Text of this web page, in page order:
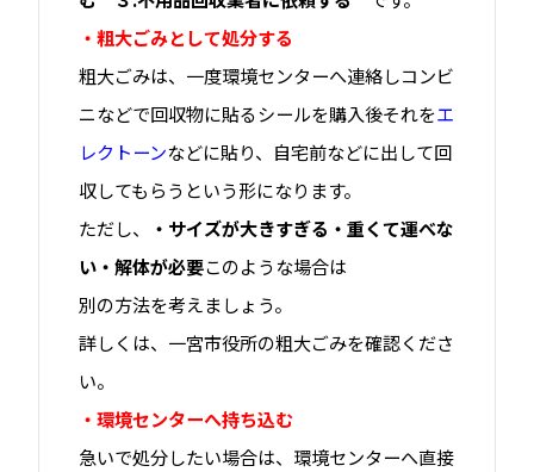
・粗大ごみとして処分する
粗大ごみは、一度環境センターへ連絡しコンビ
ニなどで回収物に貼るシールを購入後それをエ
レクトーンなどに貼り、自宅前などに出して回
収してもらうという形になります。
ただし、
・サイズが大きすぎる・重くて運べな
い・解体が必要このような場合は
別の方法を考えましょう。
詳しくは、一宮市役所の粗大ごみを確認くださ
い。
・環境センターへ持ち込む
急いで処分したい場合は、環境センターへ直接